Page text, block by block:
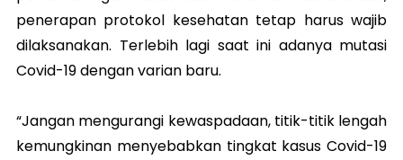
penerapan protokol kesehatan tetap harus wajib
dilaksanakan. Terlebih lagi saat ini adanya mutasi
Covid-19 dengan varian baru.
“Jangan mengurangi kewaspadaan, titik-titik lengah
kemungkinan menyebabkan tingkat kasus Covid-19